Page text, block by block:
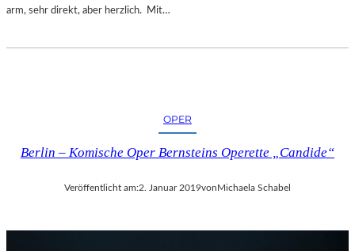
arm, sehr direkt, aber herzlich. Mit…
OPER
Berlin – Komische Oper Bernsteins Operette „Candide“
Veröffentlicht am:2. Januar 2019vonMichaela Schabel